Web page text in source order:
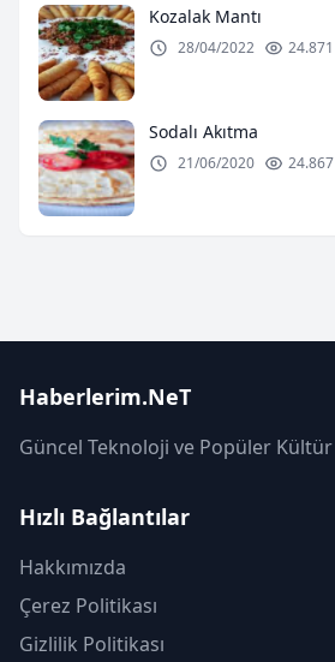
Kozalak Mantı
28/04/2022 24.871
Sodalı Akıtma
21/06/2020 24.867
Haberlerim.NeT
Güncel Teknoloji ve Popüler Kültür
Hızlı Bağlantılar
Hakkımızda
Çerez Politikası
Gizlilik Politikası